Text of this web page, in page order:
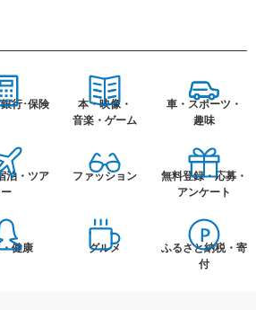
行･保険
本・映像・
音楽・ゲーム
車・スポーツ・
趣味
泊・ツア
ー
ファッション
無料登録・応募・
アンケート
健康 グルメ
ふるさと納税・寄
付